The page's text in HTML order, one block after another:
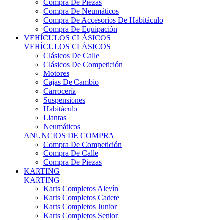
Compra De Piezas
Compra De Neumáticos
Compra De Accesorios De Habitáculo
Compra De Equipación
VEHÍCULOS CLÁSICOS
VEHÍCULOS CLÁSICOS
Clásicos De Calle
Clásicos De Competición
Motores
Cajas De Cambio
Carrocería
Suspensiones
Habitáculo
Llantas
Neumáticos
ANUNCIOS DE COMPRA
Compra De Competición
Compra De Calle
Compra De Piezas
KARTING
KARTING
Karts Completos Alevín
Karts Completos Cadete
Karts Completos Junior
Karts Completos Senior